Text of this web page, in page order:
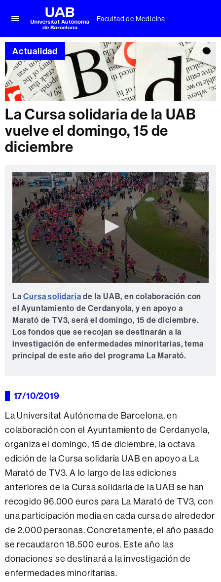
aquí
para
desplegar
el
menú
de
Facultad
Medicina
Universitat
Autònoma
de
Barcelona
Facultad de Medicina
Actualidad
La Cursa solidaria de la UAB
vuelve el domingo, 15 de
diciembre
seconds
of
0
seconds
LaCursa solidaria de la UAB, en colaboración con
el Ayuntamiento de Cerdanyola, y en apoyo a
Marató de TV3, será el domingo, 15 de diciembre.
Los fondos que se recojan se destinarán a la
investigación de enfermedades minoritarias, tema
principal de este año del programa La Marató.
17/10/2019
La Universitat Autónoma de Barcelona, en
colaboración con el Ayuntamiento de Cerdanyola,
organiza el domingo, 15 de diciembre, la octava
edición de la Cursa solidaria UAB en apoyo a La
Marató de TV3. A lo largo de las ediciones
anteriores de la Cursa solidaria de la UAB se han
recogido 96.000 euros para La Marató de TV3, con
una participación media en cada cursa de alrededor
de 2.000 personas. Concretamente, el año pasado
se recaudaron 18.500 euros. Este año las
donaciones se destinará a la investigación de
enfermedades minoritarias.